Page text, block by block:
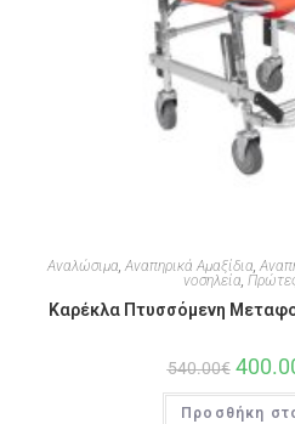
Αναλώσιμα, Αναπηρικά Αμαξίδια,
νοσηλεία,
Καρέκλα Πτυσσόμενη
540.00€
Προσθήκη